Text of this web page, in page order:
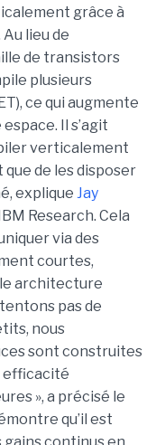
grâce à
lieu de
de transistors
plusieurs
ce qui augmente
Il s’agit
verticalement
de les disposer
explique Jay
Research. Cela
via des
courtes,
architecture
pas de
nous
sont construites
efficacité
», a précisé le
qu’il est